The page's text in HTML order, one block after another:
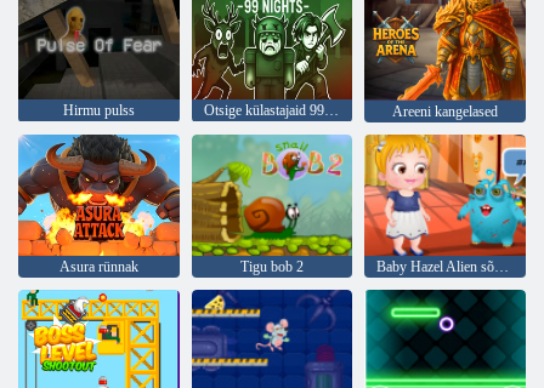
Hirmu pulss Otsige külastajaid 99 ööd Areeni kangelased
Asura rünnak Tigu bob 2 Baby Hazel Alien sõbrale